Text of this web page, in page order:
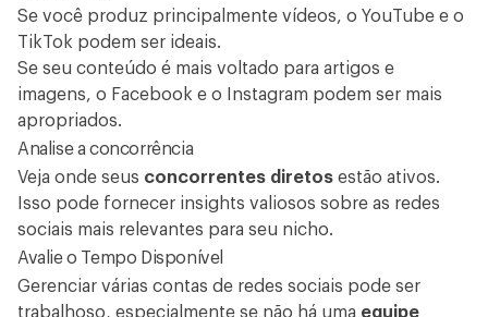
Se você produz principalmente vídeos, o YouTube e o
TikTok podem ser ideais.
Se seu conteúdo é mais voltado para artigos e
imagens, o Facebook e o Instagram podem ser mais
apropriados.
Analise a concorrência
Veja onde seus concorrentes diretos estão ativos.
Isso pode fornecer insights valiosos sobre as redes
sociais mais relevantes para seu nicho.
Avalie o Tempo Disponível
Gerenciar várias contas de redes sociais pode ser
trabalhoso, especialmente se não há uma equipe